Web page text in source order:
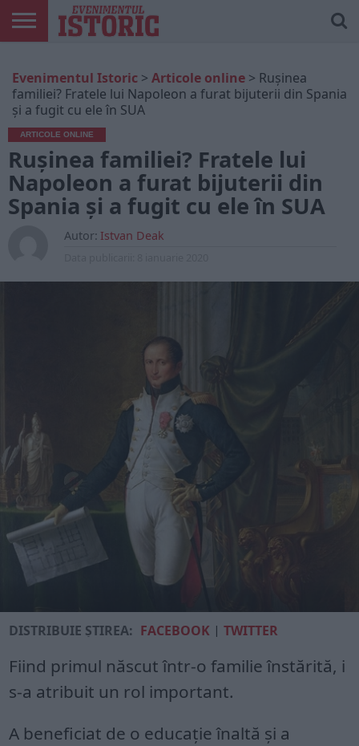
ONLINE
EDIȚII
TIPĂRITE
ISTORIC
PLAY
CONTUL
MEU
Evenimentul Istoric > Articole online > Rușinea
familiei? Fratele lui Napoleon a furat bijuterii din Spania
și a fugit cu ele în SUA
ARTICOLE ONLINE
Rușinea familiei? Fratele lui
Napoleon a furat bijuterii din
Spania și a fugit cu ele în SUA
Autor: Istvan Deak
DISTRIBUIE ȘTIREA: FACEBOOK |TWITTER
Fiind primul născut într-o familie înstărită, i
s-a atribuit un rol important.
A beneficiat de o educație înaltă și a